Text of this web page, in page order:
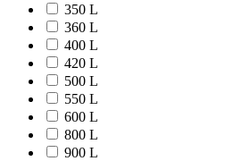
350 L
360 L
400 L
420 L
500 L
550 L
600 L
800 L
900 L